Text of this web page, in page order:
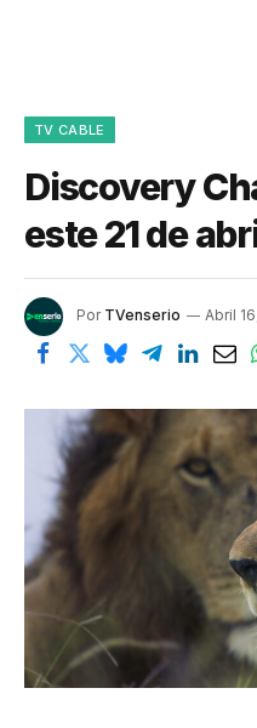
TV CABLE
Discovery
este 21 de
Por TVenserio Abril